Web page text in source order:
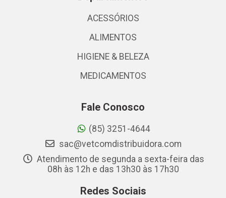
ACESSÓRIOS
ALIMENTOS
HIGIENE & BELEZA
MEDICAMENTOS
Fale Conosco
(85) 3251-4644
sac@vetcomdistribuidora.com
Atendimento de segunda a sexta-feira das
08h às 12h e das 13h30 às 17h30
Redes Sociais